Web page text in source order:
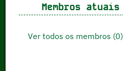
Membros atuais
Ver todos os membros (0)